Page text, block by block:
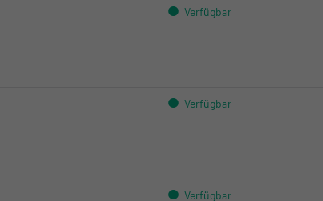
Verfügbar
Verfügbar
Verfügbar